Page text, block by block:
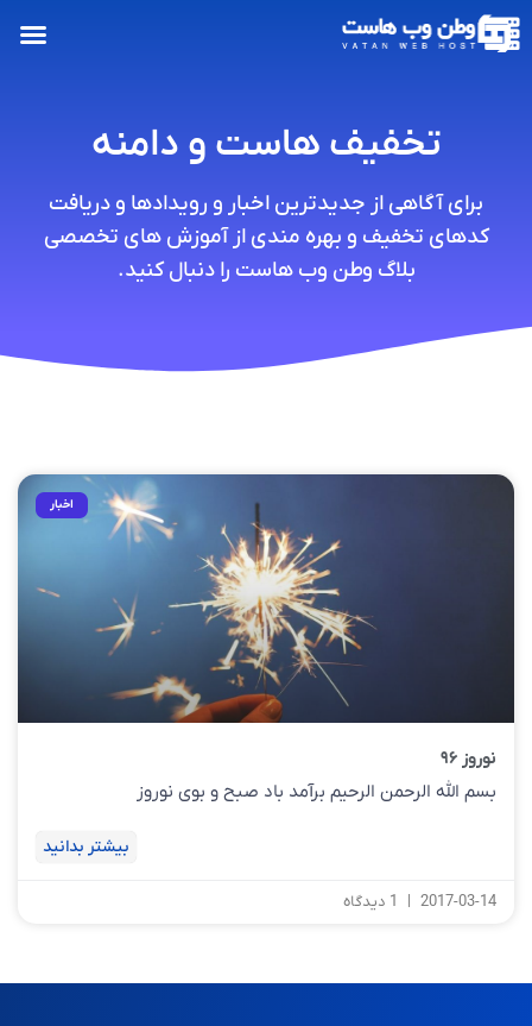
تخفیف هاست و دامنه
برای آگاهی از جدیدترین اخبار و رویدادها و دریافت
کدهای تخفیف و بهره مندی از آموزش های تخصصی
بلاگ وطن وب هاست را دنبال کنید.
اخبار
نوروز ۹۶
بسم الله الرحمن الرحیم برآمد باد صبح و بوی نوروز
بیشتر بدانید
2017-03-14